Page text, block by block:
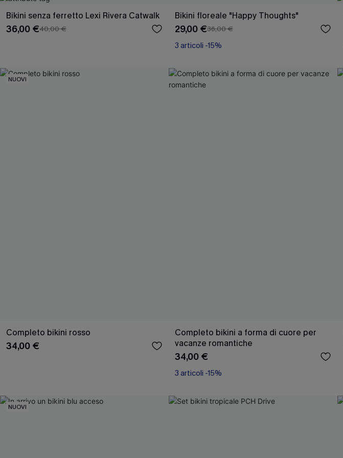
Bikini senza ferretto Lexi Rivera Catwalk
36,00 €40,00 €
Bikini floreale "Happy Thoughts"
29,00 €36,00 €
3 articoli -15%
NUOVI
Completo bikini rosso
34,00 €
Completo bikini a forma di cuore per
vacanze romantiche
34,00 €
3 articoli -15%
NUOVI